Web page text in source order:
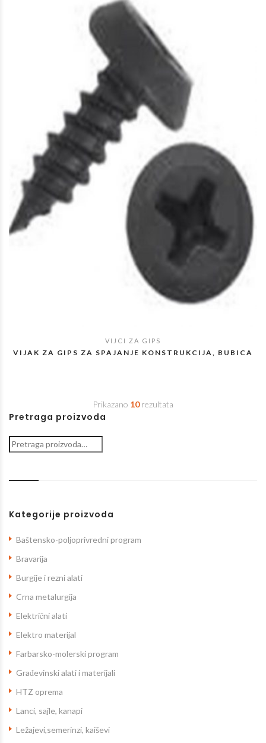
POGLEDAJ
VIJCI ZA GIPS
VIJAK ZA GIPS ZA SPAJANJE KONSTRUKCIJA, BUBICA
Prikazano 10rezultata
Pretraga proizvoda
Pretraga
za:
Kategorije proizvoda
Baštensko-poljoprivredni program
Bravarija
Burgije i rezni alati
Crna metalurgija
Električni alati
Elektro materijal
Farbarsko-molerski program
Građevinski alati i materijali
HTZ oprema
Lanci, sajle, kanapi
Ležajevi,semerinzi, kaiševi